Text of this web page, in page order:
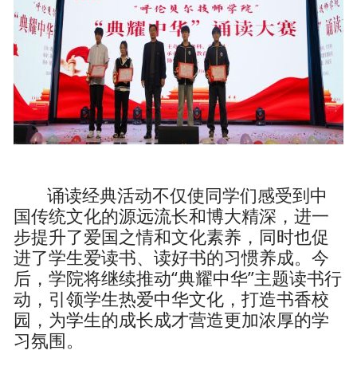
诵读经典活动不仅使同学们感受到中
国传统文化的源远流长和博大精深，进一
步提升了爱国之情和文化素养，同时也促
进了学生爱读书、读好书的习惯养成。今
后，学院将继续推动“典耀中华”主题读书行
动，引领学生热爱中华文化，打造书香校
园，为学生的成长成才营造更加浓厚的学
习氛围。